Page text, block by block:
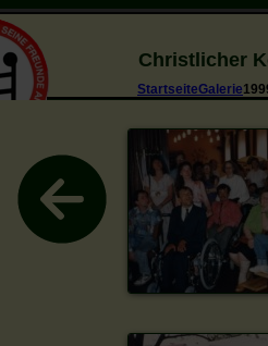
Christlicher
StartseiteGalerie